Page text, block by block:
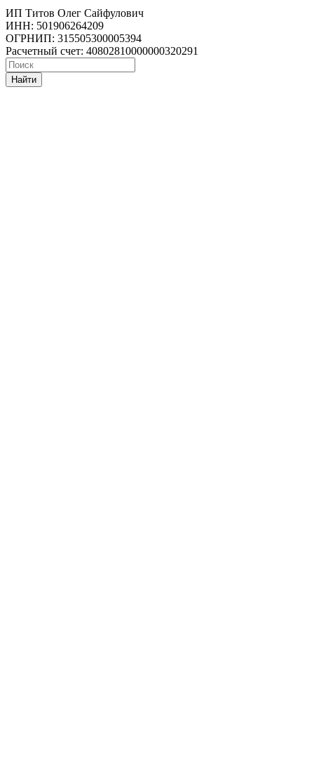
ИП Титов Олег Сайфулович
ИНН: 501906264209
ОГРНИП: 315505300005394
Расчетный счет: 40802810000000320291
Найти